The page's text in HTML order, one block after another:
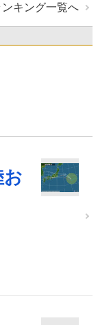
キング一覧へ
お